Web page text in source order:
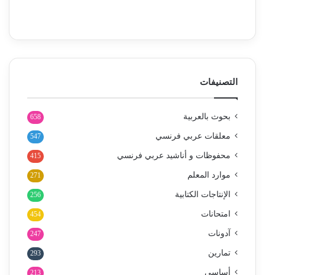
التصنيفات
بحوث بالعربية 658
معلقات عربي فرنسي 547
محفوظات و أناشيد عربي فرنسي 415
موارد المعلم 271
الإنتاجات الكتابية 256
امتحانات 454
آدونات 247
تمارين 293
أساسي 213